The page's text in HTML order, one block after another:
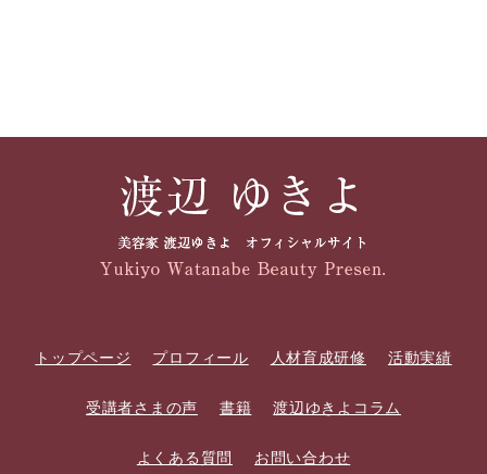
トップページ プロフィール 人材育成研修 活動実績
受講者さまの声 書籍 渡辺ゆきよコラム
よくある質問 お問い合わせ